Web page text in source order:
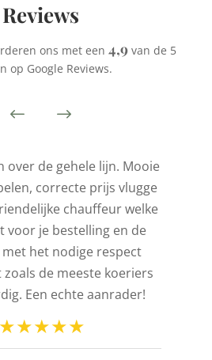
Reviews
ons met een 4,9van de 5
op Google Reviews.
over de gehele lijn. Mooie
correcte prijs vlugge
chauffeur welke
voor je bestelling en de
het nodige respect
de meeste koeriers
Een echte aanrader!